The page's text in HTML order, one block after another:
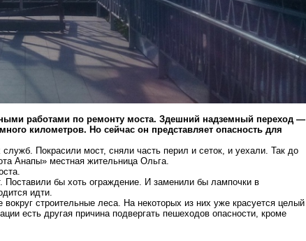
работами по ремонту моста. Здешний надземный переход —
километров. Но сейчас он представляет опасность для
Покрасили мост, сняли часть перил и сеток, и уехали. Так до
Анапы» местная жительница Ольга.
Поставили бы хоть ограждение. И заменили бы лампочки в
идти.
строительные леса. На некоторых из них уже красуется целый
есть другая причина подвергать пешеходов опасности, кроме